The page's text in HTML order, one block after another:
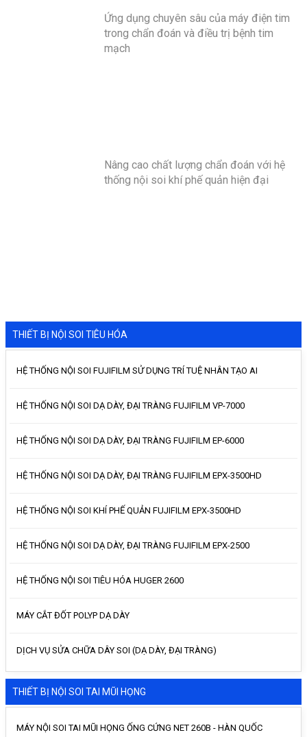
Ứng dụng chuyên sâu của máy điện tim
trong chẩn đoán và điều trị bệnh tim
mạch
Nâng cao chất lượng chẩn đoán với hệ
thống nội soi khí phế quản hiện đại
THIẾT BỊ NỘI SOI TIÊU HÓA
HỆ THỐNG NỘI SOI FUJIFILM SỬ DỤNG TRÍ TUỆ NHÂN TẠO AI
HỆ THỐNG NỘI SOI DẠ DÀY, ĐẠI TRÀNG FUJIFILM VP-7000
HỆ THỐNG NỘI SOI DẠ DÀY, ĐẠI TRÀNG FUJIFILM EP-6000
HỆ THỐNG NỘI SOI DẠ DÀY, ĐẠI TRÀNG FUJIFILM EPX-3500HD
HỆ THỐNG NỘI SOI KHÍ PHẾ QUẢN FUJIFILM EPX-3500HD
HỆ THỐNG NỘI SOI DẠ DÀY, ĐẠI TRÀNG FUJIFILM EPX-2500
HỆ THỐNG NỘI SOI TIÊU HÓA HUGER 2600
MÁY CẮT ĐỐT POLYP DẠ DÀY
DỊCH VỤ SỬA CHỮA DÂY SOI (DẠ DÀY, ĐẠI TRÀNG)
THIẾT BỊ NỘI SOI TAI MŨI HỌNG
MÁY NỘI SOI TAI MŨI HỌNG ỐNG CỨNG NET 260B - HÀN QUỐC